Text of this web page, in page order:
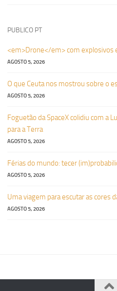
PUBLICO PT
<em>Drone</em> com explosivos
AGOSTO 5, 2026
O que Ceuta nos mostrou sobre o
AGOSTO 5, 2026
Foguetão da SpaceX colidiu com a
para a Terra
AGOSTO 5, 2026
Férias do mundo: tecer
AGOSTO 5, 2026
Uma viagem para escutar as cores
AGOSTO 5, 2026